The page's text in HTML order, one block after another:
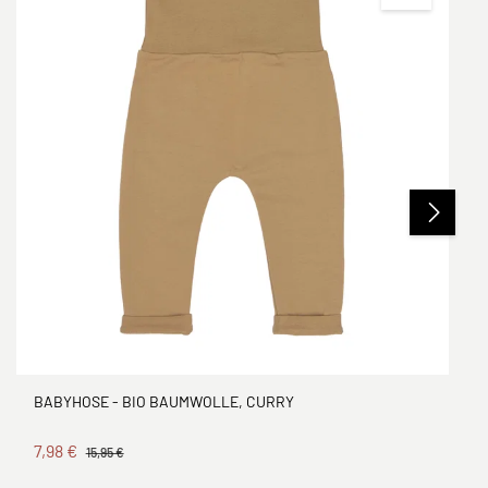
BABYHOSE - BIO BAUMWOLLE, CURRY
7,98 € 15,95 €